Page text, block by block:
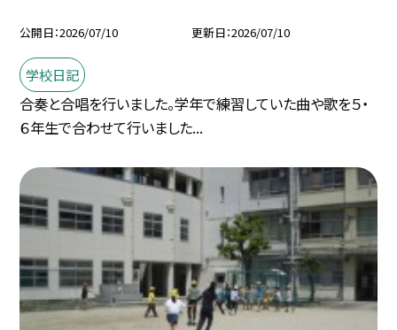
公開日 2026/07/10 更新日 2026/07/10
学校日記
合奏と合唱を行いました。学年で練習していた曲や歌を５・
６年生で合わせて行いました...